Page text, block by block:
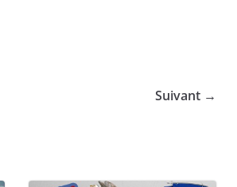
Suivant →